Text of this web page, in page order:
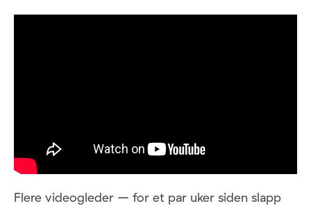
Flere videogleder – for et par uker siden slapp